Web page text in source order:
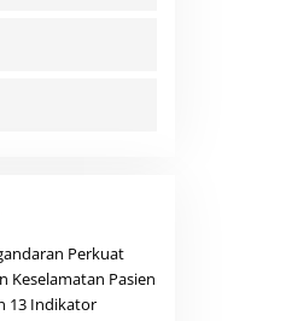
Perkuat
Keselamatan Pasien
13 Indikator